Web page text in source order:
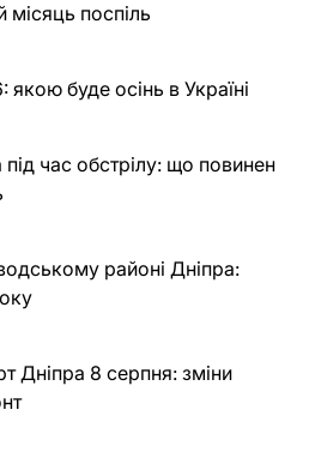
місяць поспіль
буде осінь в Україні
час обстрілу: що повинен
районі Дніпра:
Дніпра 8 серпня: зміни